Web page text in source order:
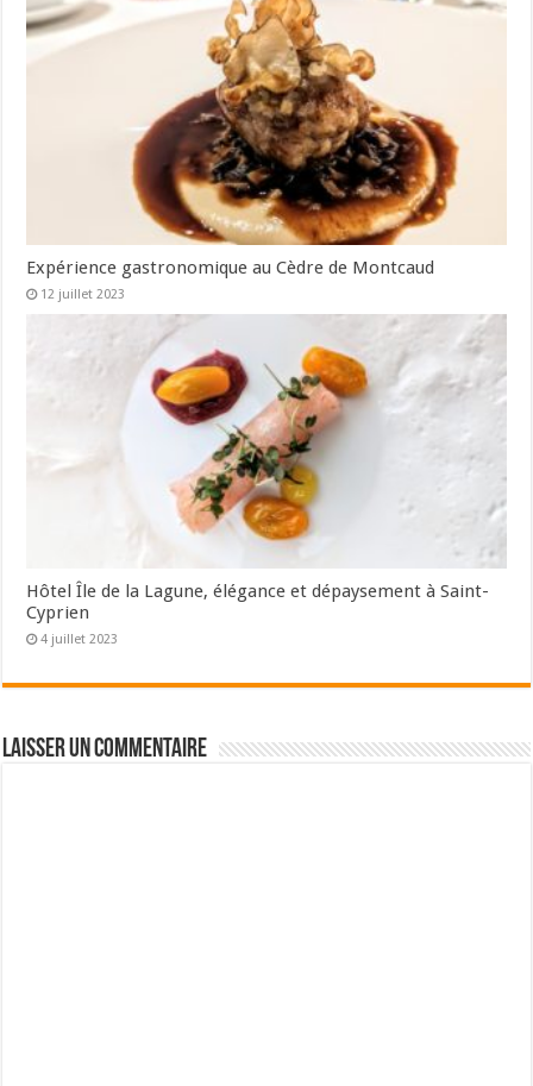
Expérience gastronomique au Cèdre de Montcaud
12 juillet 2023
Hôtel Île de la Lagune, élégance et dépaysement à Saint-
Cyprien
4 juillet 2023
Laisser un commentaire